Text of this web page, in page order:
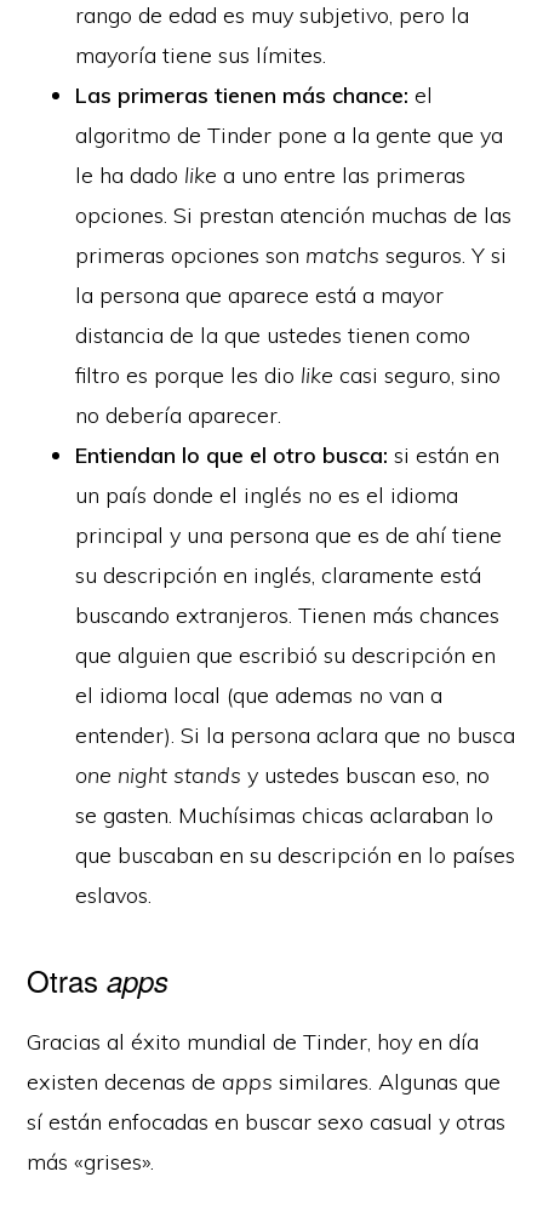
rango de edad es muy subjetivo, pero la
mayoría tiene sus límites.
Las primeras tienen más chance: el
algoritmo de Tinder pone a la gente que ya
le ha dado like a uno entre las primeras
opciones. Si prestan atención muchas de las
primeras opciones son matchs seguros. Y si
la persona que aparece está a mayor
distancia de la que ustedes tienen como
filtro es porque les dio like casi seguro, sino
no debería aparecer.
Entiendan lo que el otro busca: si están en
un país donde el inglés no es el idioma
principal y una persona que es de ahí tiene
su descripción en inglés, claramente está
buscando extranjeros. Tienen más chances
que alguien que escribió su descripción en
el idioma local (que ademas no van a
entender). Si la persona aclara que no busca
one night stands y ustedes buscan eso, no
se gasten. Muchísimas chicas aclaraban lo
que buscaban en su descripción en lo países
eslavos.
Otrasapps
Gracias al éxito mundial de Tinder, hoy en día
existen decenas de apps similares. Algunas que
sí están enfocadas en buscar sexo casual y otras
más «grises».